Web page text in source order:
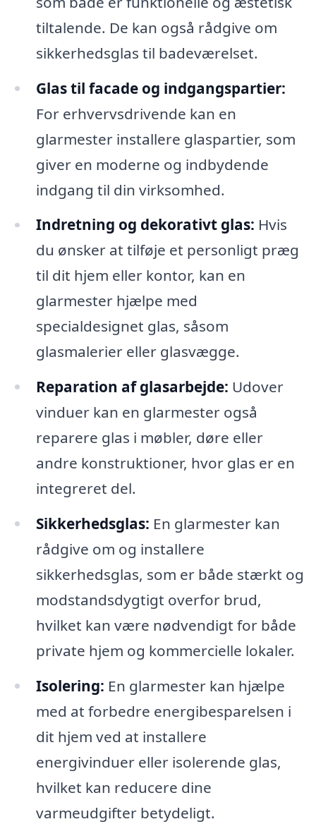
tiltalende. De kan også rådgive om
sikkerhedsglas til badeværelset.
Glas til facade og indgangspartier:
For erhvervsdrivende kan en
glarmester installere glaspartier, som
giver en moderne og indbydende
indgang til din virksomhed.
Indretning og dekorativt glas: Hvis
du ønsker at tilføje et personligt præg
til dit hjem eller kontor, kan en
glarmester hjælpe med
specialdesignet glas, såsom
glasmalerier eller glasvægge.
Reparation af glasarbejde: Udover
vinduer kan en glarmester også
reparere glas i møbler, døre eller
andre konstruktioner, hvor glas er en
integreret del.
Sikkerhedsglas: En glarmester kan
rådgive om og installere
sikkerhedsglas, som er både stærkt og
modstandsdygtigt overfor brud,
hvilket kan være nødvendigt for både
private hjem og kommercielle lokaler.
Isolering: En glarmester kan hjælpe
med at forbedre energibesparelsen i
dit hjem ved at installere
energivinduer eller isolerende glas,
hvilket kan reducere dine
varmeudgifter betydeligt.